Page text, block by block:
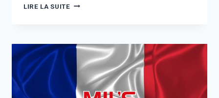
LIRE LA SUITELE
INVISIBLE
APPLICATIONS
ILLIMITÉS